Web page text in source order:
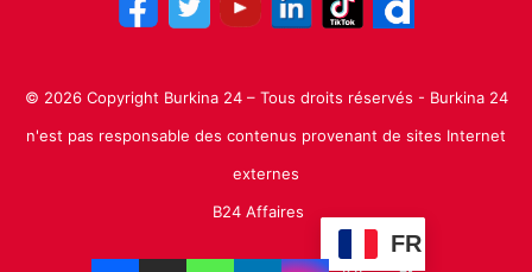
© 2026 Copyright Burkina 24 – Tous droits réservés - Burkina 24
n'est pas responsable des contenus provenant de sites Internet
externes
B24 Affaires
FR